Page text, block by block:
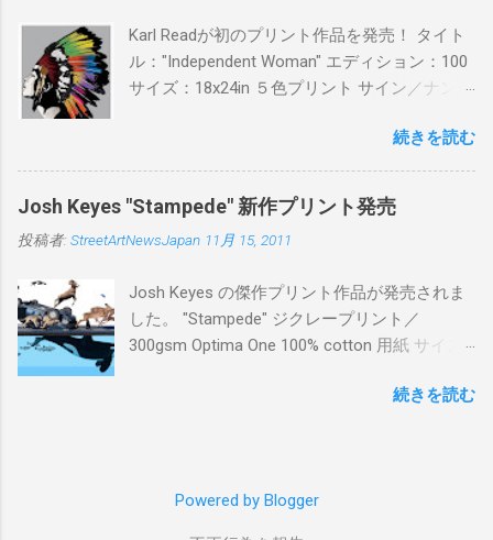
Karl Readが初のプリント作品を発売！ タイト
ル："Independent Woman" エディション：100
サイズ：18x24in ５色プリント サイン／ナンバ
ドフィニッシュバージョン（エディション：
25）$125 購入は８月２６日に こちら から
続きを読む
Josh Keyes "Stampede" 新作プリント発売
投稿者: StreetArtNewsJapan 11月 15, 2011
Josh Keyes の傑作プリント作品が発売されま
した。 "Stampede" ジクレープリント／
300gsm Optima One 100% cotton 用紙 サイズ:
ィション：350 価格: $350 + 送料 購入は こち
続きを読む
Powered by Blogger